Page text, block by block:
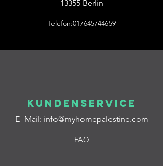
13355 Berlin
Telefon:017645744659
Kundenservice
E- Mail: info@myhomepalestine.com
FAQ